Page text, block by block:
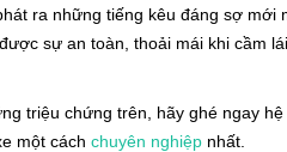
ra những tiếng kêu đáng sợ mới
sự an toàn, thoải mái khi cầm
triệu chứng trên, hãy ghé ngay hệ
một cách chuyên nghiệp nhất.